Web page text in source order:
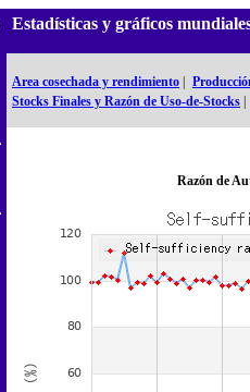
Estadísticas y gráficos
Area cosechada y rendimiento
Stocks Finales y Razón de Uso-de-Stocks
Razón de